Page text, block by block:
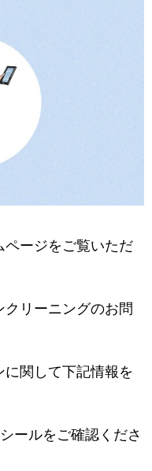
ージをご覧いただ
リーニングのお問
関して下記情報を
ールをご確認くださ